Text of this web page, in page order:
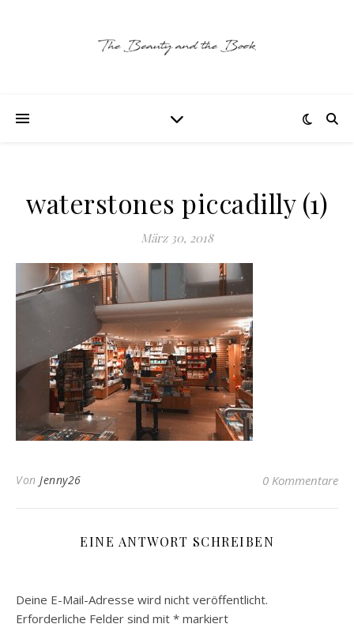
waterstones piccadilly (1)
März 30, 2018
Von Jenny26 0 Kommentare
EINE ANTWORT SCHREIBEN
Deine E-Mail-Adresse wird nicht veröffentlicht.
Erforderliche Felder sind mit * markiert